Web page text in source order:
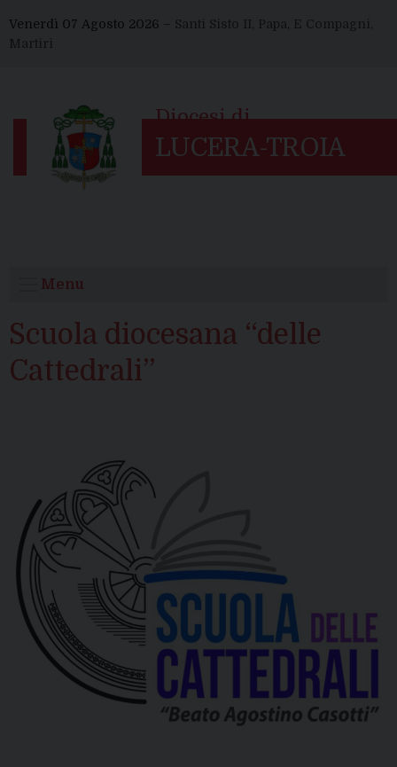
to
content
Venerdì 07 Agosto 2026 – Santi Sisto II, Papa, E Compagni,
Martiri
Menu
Scuola diocesana “delle
Cattedrali”